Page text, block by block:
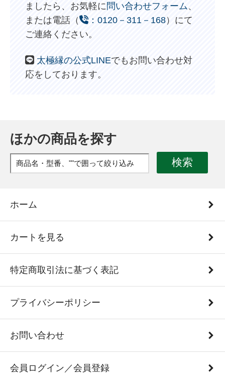
ましたら、お気軽に 問い合わせフォーム 、
または電話（
：0120－311－168）にて
ご連絡ください。
太極縁の公式LINEでもお問い合わせ対
応をしております。
ほかの商品を探す
検索
ホーム
カートを見る
特定商取引法に基づく表記
プライバシーポリシー
お問い合わせ
会員ログイン／会員登録